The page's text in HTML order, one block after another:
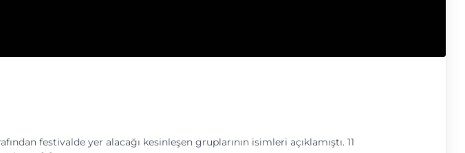
festivalde yer alacağı kesinleşen gruplarının isimleri açıklamıştı. 11